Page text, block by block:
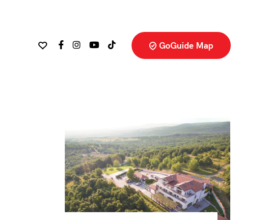
GoGuide Map